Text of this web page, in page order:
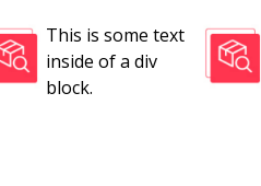
This is some text
inside of a div
block.